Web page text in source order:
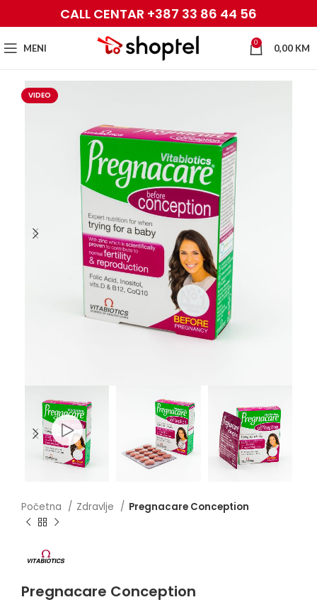
CALL CENTAR +387 33 86 44 56
MENI 0 0,00 KM
VIDEO
Početna Zdravlje Pregnacare Conception
Pregnacare Conception